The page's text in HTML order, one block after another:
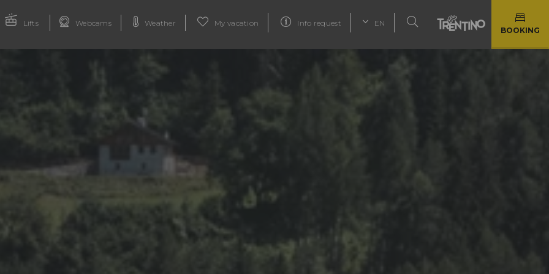
Lifts Webcams Weather My vacation Info request EN
BOOKING